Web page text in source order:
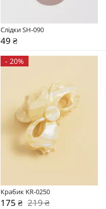
Слідки SH-090
49 ₴
- 20%
Крабик KR-0250
175 ₴ 219 ₴